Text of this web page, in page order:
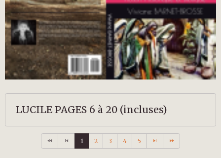
LUCILE PAGES 6 à 20 (incluses)
1 2 3 4 5